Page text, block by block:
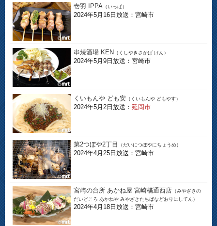
壱羽 IPPA （いっぱ）
2024年5月16日放送：宮崎市
串焼酒場 KEN （くしやきさかば けん）
2024年5月9日放送：宮崎市
くいもんや ども安 （くいもんや どもやす）
2024年5月2日放送： 延岡市
第2つぼや2丁目 （だいにつぼやにちょうめ）
2024年4月25日放送：宮崎市
宮崎の台所 あかね屋 宮崎橘通西店 （みやざきの
だいどころ あかねや みやざきたちばなどおりにしてん）
2024年4月18日放送：宮崎市